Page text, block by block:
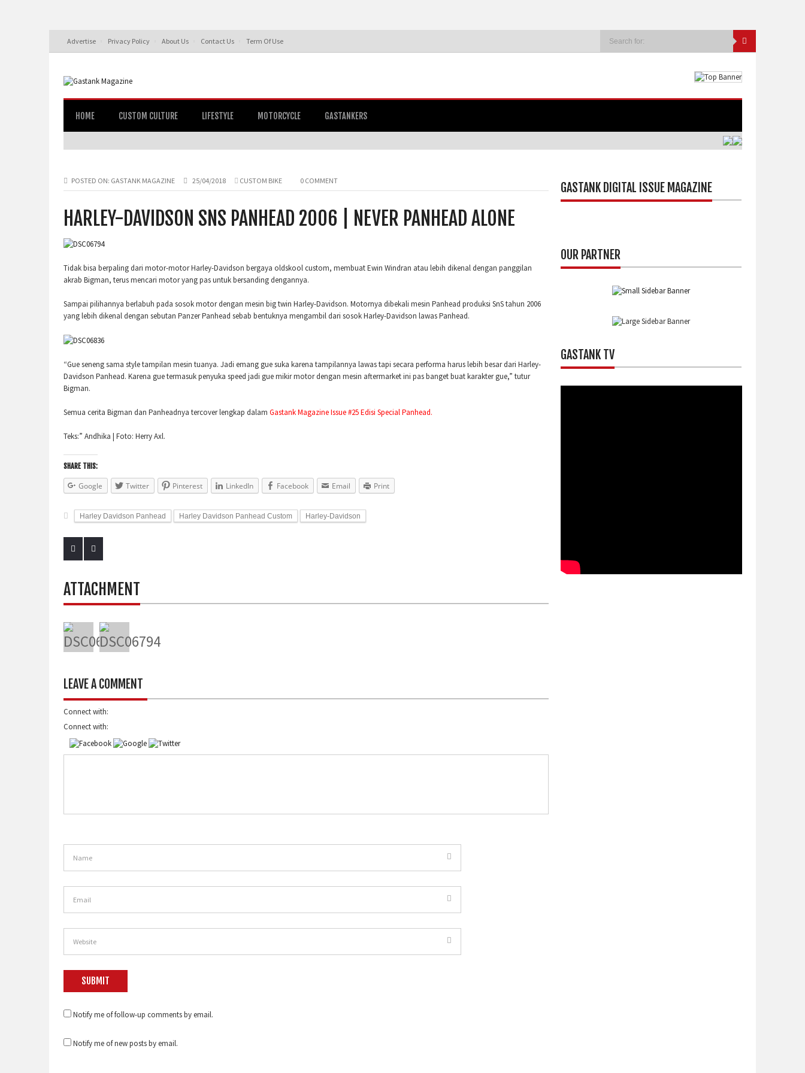
Advertise Privacy Policy About Us Contact Us Term Of Use
HOME CUSTOM CULTURE LIFESTYLE MOTORCYCLE GASTANKERS
POSTED ON: GASTANK MAGAZINE 25/04/2018 CUSTOM BIKE 0 COMMENT
HARLEY-DAVIDSON SNS PANHEAD 2006 | NEVER PANHEAD ALONE
Tidak bisa berpaling dari motor-motor Harley-Davidson bergaya oldskool custom, membuat Ewin Windran atau lebih dikenal dengan panggilan
akrab Bigman, terus mencari motor yang pas untuk bersanding dengannya.
Sampai pilihannya berlabuh pada sosok motor dengan mesin big twin Harley-Davidson. Motornya dibekali mesin Panhead produksi SnS tahun 2006
yang lebih dikenal dengan sebutan Panzer Panhead sebab bentuknya mengambil dari sosok Harley-Davidson lawas Panhead.
“Gue seneng sama style tampilan mesin tuanya. Jadi emang gue suka karena tampilannya lawas tapi secara performa harus lebih besar dari Harley-
Davidson Panhead. Karena gue termasuk penyuka speed jadi gue mikir motor dengan mesin aftermarket ini pas banget buat karakter gue,” tutur
Bigman.
Semua cerita Bigman dan Panheadnya tercover lengkap dalam Gastank Magazine Issue #25 Edisi Special Panhead.
Teks:” Andhika | Foto: Herry Axl.
SHARE THIS:
Google Twitter Pinterest LinkedIn Facebook Email Print
Harley Davidson Panhead Harley Davidson Panhead Custom Harley-Davidson
ATTACHMENT
LEAVE A COMMENT
Connect with:
Connect with:
Notify me of follow-up comments by email.
Notify me of new posts by email.
GASTANK DIGITAL ISSUE MAGAZINE
OUR PARTNER
GASTANK TV